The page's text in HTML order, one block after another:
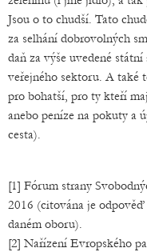
Jsou o to chudší. Tato
za selhání dobrovolných
daň za výše uvedené
veřejného sektoru. A také
pro bohatší, pro ty kteří
anebo peníze na pokuty a
cesta).
[1] Fórum strany
2016 (citována je
daném oboru).
[2] Nařízení Evropského